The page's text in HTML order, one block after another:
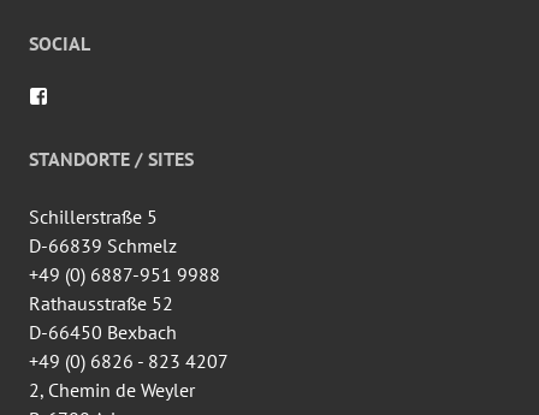
SOCIAL
de
wingtsun.arlon
Facebook
STANDORTE / SITES
Schillerstraße 5
D-66839 Schmelz
+49 (0) 6887-951 9988
Rathausstraße 52
D-66450 Bexbach
+49 (0) 6826 - 823 4207
2, Chemin de Weyler